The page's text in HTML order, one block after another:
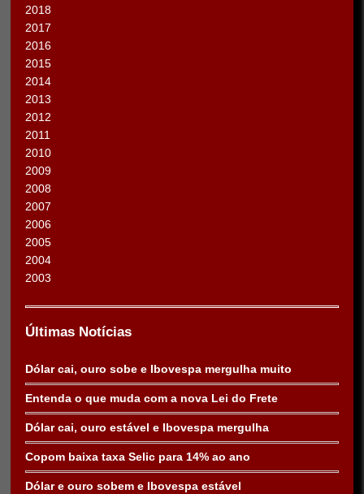
2018
2017
2016
2015
2014
2013
2012
2011
2010
2009
2008
2007
2006
2005
2004
2003
Últimas Notícias
Dólar cai, ouro sobe e Ibovespa mergulha muito
Entenda o que muda com a nova Lei do Frete
Dólar cai, ouro estável e Ibovespa mergulha
Copom baixa taxa Selic para 14% ao ano
Dólar e ouro sobem e Ibovespa estável